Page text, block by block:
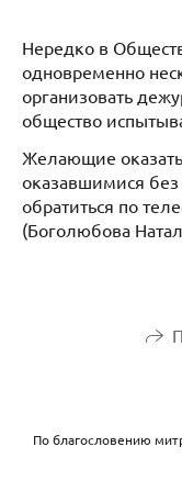
Нередко в
одновременно
организовать
общество
Желающие
оказавшимися
обратиться по
(Боголюбова
По благословению